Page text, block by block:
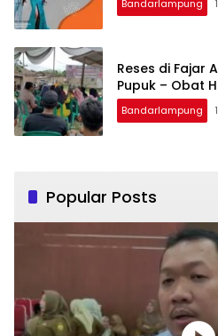
Bandarlampung
Reses di Fajar
Pupuk – Obat
Bandarlampung
Popular Posts